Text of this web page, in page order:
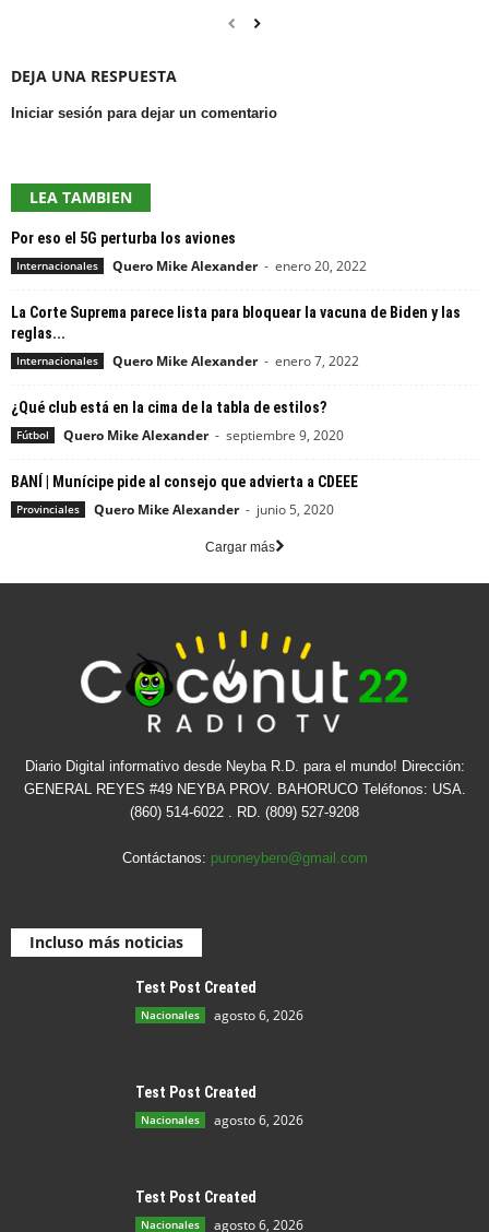
DEJA UNA RESPUESTA
Iniciar sesión para dejar un comentario
LEA TAMBIEN
Por eso el 5G perturba los aviones
Internacionales Quero Mike Alexander - enero 20, 2022
La Corte Suprema parece lista para bloquear la vacuna de Biden y las
reglas...
Internacionales Quero Mike Alexander - enero 7, 2022
¿Qué club está en la cima de la tabla de estilos?
Fútbol Quero Mike Alexander - septiembre 9, 2020
BANÍ | Munícipe pide al consejo que advierta a CDEEE
Provinciales Quero Mike Alexander - junio 5, 2020
Cargar más
Diario Digital informativo desde Neyba R.D. para el mundo! Dirección:
GENERAL REYES #49 NEYBA PROV. BAHORUCO Teléfonos: USA.
(860) 514-6022 . RD. (809) 527-9208
Contáctanos: puroneybero@gmail.com
Incluso más noticias
Test Post Created
Nacionales agosto 6, 2026
Test Post Created
Nacionales agosto 6, 2026
Test Post Created
Nacionales agosto 6, 2026